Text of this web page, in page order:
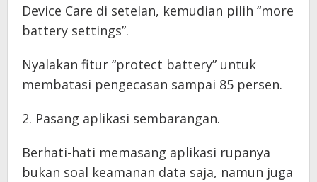
Device Care di setelan, kemudian pilih “more
battery settings”.
Nyalakan fitur “protect battery” untuk
membatasi pengecasan sampai 85 persen.
2. Pasang aplikasi sembarangan.
Berhati-hati memasang aplikasi rupanya
bukan soal keamanan data saja, namun juga